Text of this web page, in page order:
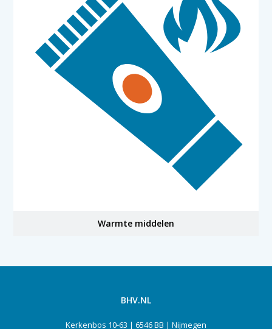
Warmte middelen
BHV.NL
Kerkenbos 10-63 | 6546 BB | Nijmegen